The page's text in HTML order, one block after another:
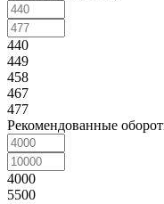
440
449
458
467
477
Рекомендованные
4000
5500